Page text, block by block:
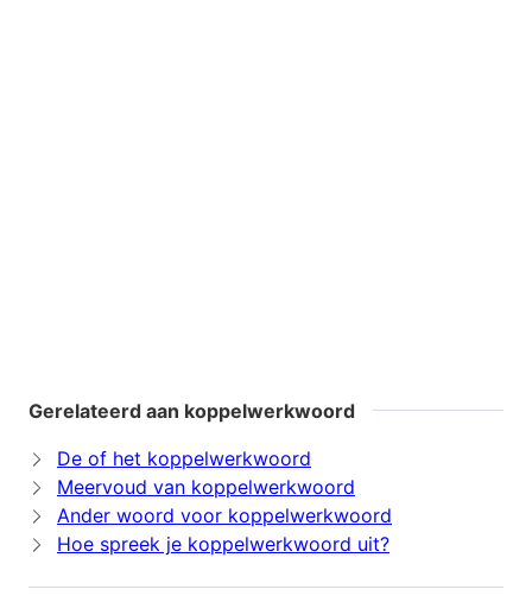
Gerelateerd aan koppelwerkwoord
De of het koppelwerkwoord
Meervoud van koppelwerkwoord
Ander woord voor koppelwerkwoord
Hoe spreek je koppelwerkwoord uit?